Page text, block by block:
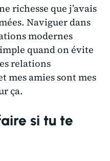
richesse que j’avais
Naviguer dans
modernes
quand on évite
relations
mes amies sont mes
ça.
si tu te